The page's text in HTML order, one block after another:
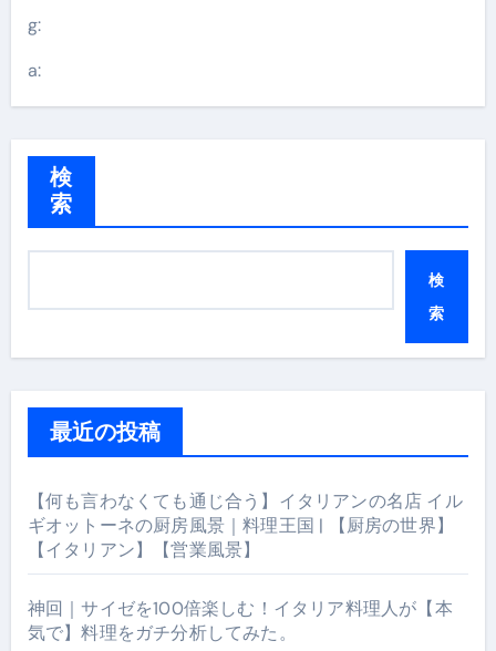
g:
a:
検
索
検
索
最近の投稿
【何も言わなくても通じ合う】イタリアンの名店 イル
ギオットーネの厨房風景｜料理王国 | 【厨房の世界】
【イタリアン】【営業風景】
神回｜サイゼを100倍楽しむ！イタリア料理人が【本
気で】料理をガチ分析してみた。